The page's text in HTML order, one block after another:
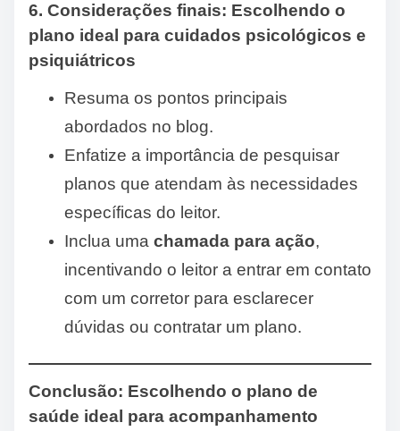
6. Considerações finais: Escolhendo o
plano ideal para cuidados psicológicos e
psiquiátricos
Resuma os pontos principais
abordados no blog.
Enfatize a importância de pesquisar
planos que atendam às necessidades
específicas do leitor.
Inclua uma chamada para ação,
incentivando o leitor a entrar em contato
com um corretor para esclarecer
dúvidas ou contratar um plano.
Conclusão: Escolhendo o plano de
saúde ideal para acompanhamento